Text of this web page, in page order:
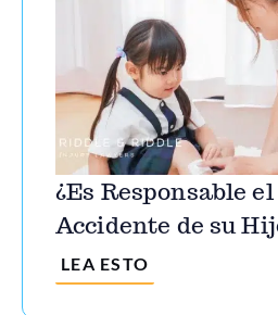
¿Es Responsable
Accidente de su
LEA ESTO